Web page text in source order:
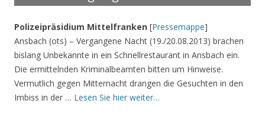
Polizeipräsidium Mittelfranken [Pressemappe]
Ansbach (ots) – Vergangene Nacht (19./20.08.2013) brachen
bislang Unbekannte in ein Schnellrestaurant in Ansbach ein.
Die ermittelnden Kriminalbeamten bitten um Hinweise.
Vermutlich gegen Mitternacht drangen die Gesuchten in den
Imbiss in der … Lesen Sie hier weiter…